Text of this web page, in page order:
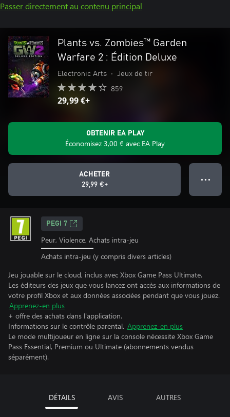
Passer directement au contenu principal
Plants vs. Zombies™ Garden
Warfare 2 : Édition Deluxe
Electronic Arts • Jeux de tir
859
29,99 €+
OBTENIR EA PLAY
Économisez 3,00 € avec EA Play
ACHETER
29,99 €+
● ● ●
PEGI 7
Peur, Violence, Achats intra-jeu
Achats intra-jeu (y compris divers articles)
Jeu jouable sur le cloud, inclus avec Xbox Game Pass Ultimate.
Les éditeurs des jeux que vous lancez ont accès aux informations de
votre profil Xbox et aux données associées pendant que vous jouez.
Apprenez-en plus
+ offre des achats dans l'application.
Informations sur le contrôle parental. Apprenez-en plus
Le mode multijoueur en ligne sur la console nécessite Xbox Game
Pass Essential, Premium ou Ultimate (abonnements vendus
séparément).
DÉTAILS AVIS AUTRES